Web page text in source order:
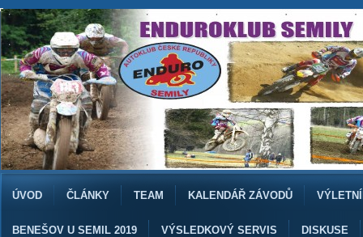
ÚVOD ČLÁNKY TEAM KALENDÁŘ ZÁVODŮ
BENEŠOV U SEMIL 2019 VÝSLEDKOVÝ SERVIS DISKUSE